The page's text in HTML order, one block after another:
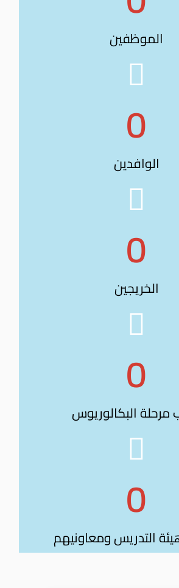
الموظفين
0
الوافدين
0
الخريجين
0
مرحلة البكالوريوس
0
التدريس ومعاونيهم